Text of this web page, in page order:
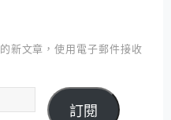
新文章，使用電子郵件接收
訂閱